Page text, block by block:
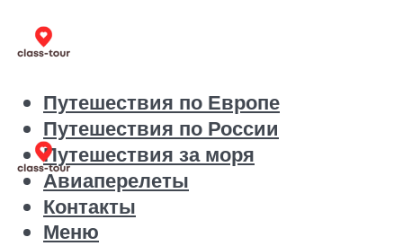
Путешествия по Европе
Путешествия по России
Путешествия за моря
Авиаперелеты
Контакты
Меню